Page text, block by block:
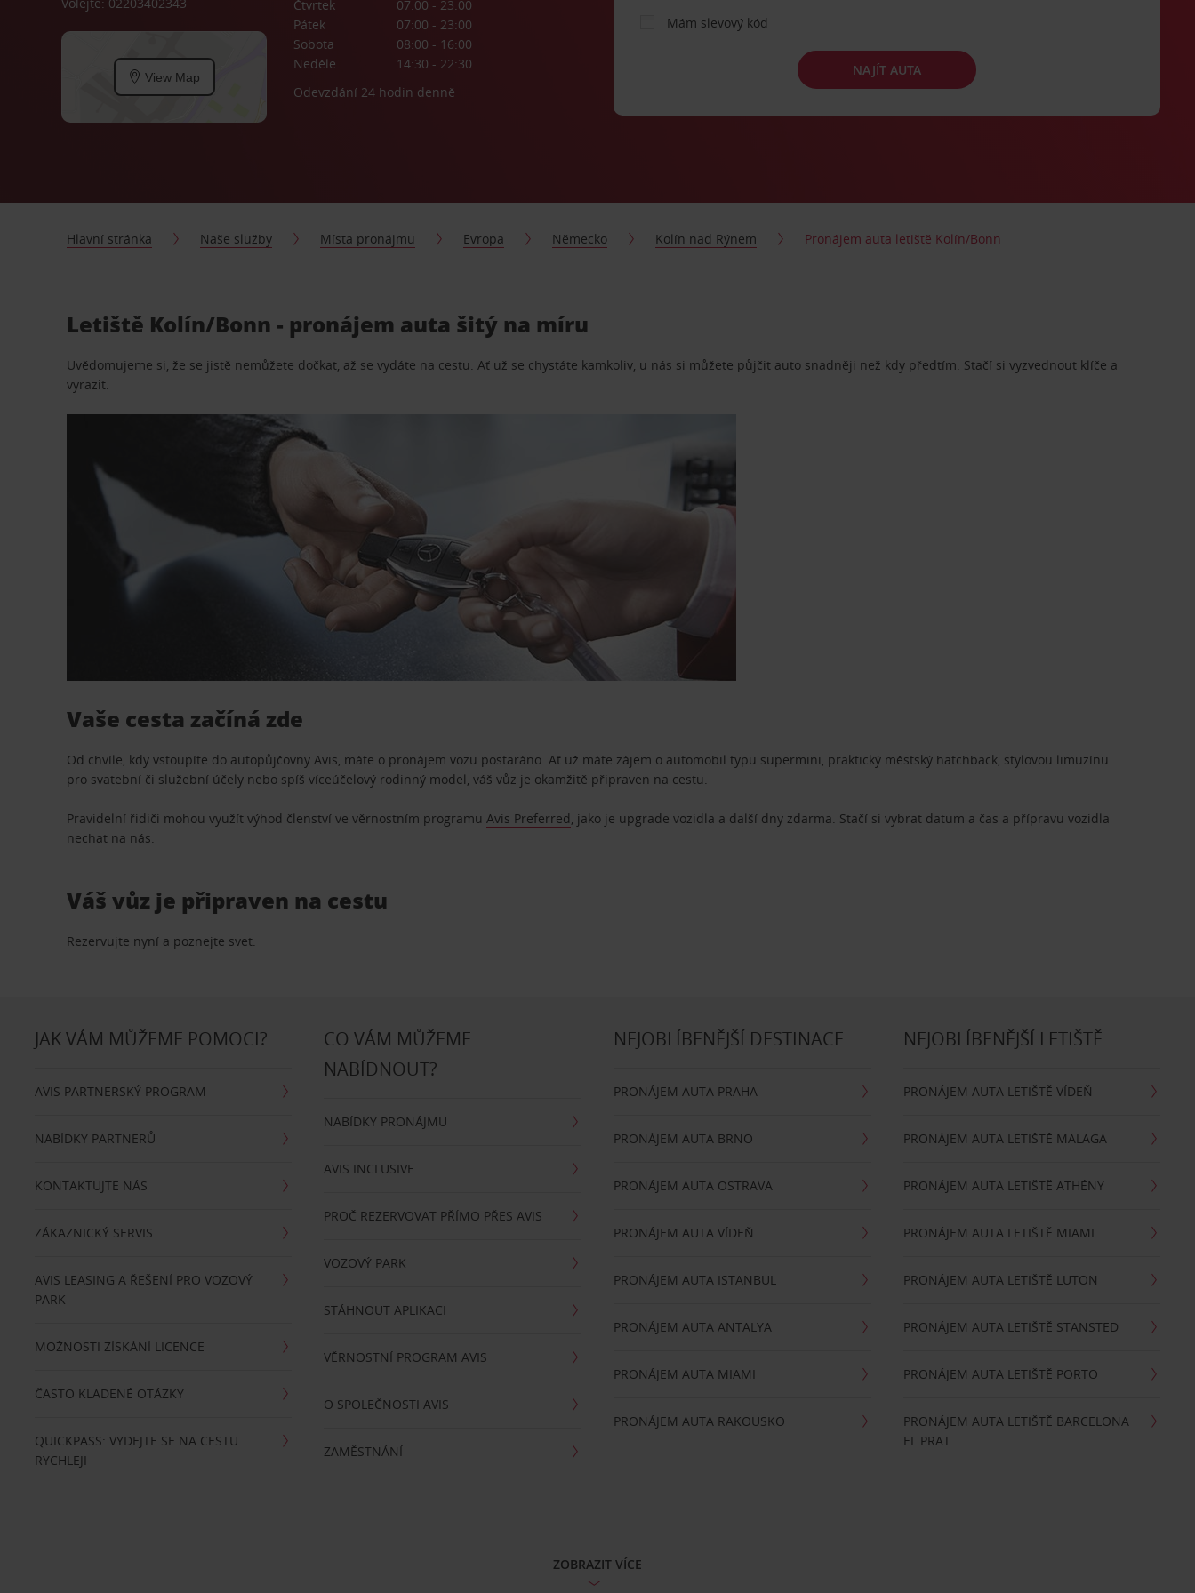
View Map
Čtvrtek
07:00 - 23:00
Pátek
07:00 - 23:00
Sobota
08:00 - 16:00
Neděle
14:30 - 22:30
Odevzdání 24 hodin denně
Mám slevový kód
NAJÍT AUTA
Hlavní stránka Naše služby Místa pronájmu Evropa Německo Kolín nad Rýnem Pronájem auta letiště Kolín/Bonn
Letiště Kolín/Bonn - pronájem auta šitý na míru
Uvědomujeme si, že se jistě nemůžete dočkat, až se vydáte na cestu. Ať už se chystáte kamkoliv, u nás si můžete půjčit auto snadněji než kdy předtím. Stačí si vyzvednout klíče a
vyrazit.
Vaše cesta začíná zde
Od chvíle, kdy vstoupíte do autopůjčovny Avis, máte o pronájem vozu postaráno. Ať už máte zájem o automobil typu supermini, praktický městský hatchback, stylovou limuzínu
pro svatební či služební účely nebo spíš víceúčelový rodinný model, váš vůz je okamžitě připraven na cestu.
Pravidelní řidiči mohou využít výhod členství ve věrnostním programuAvis Preferred, jako je upgrade vozidla a další dny zdarma. Stačí si vybrat datum a čas a přípravu vozidla
nechat na nás.
Váš vůz je připraven na cestu
Rezervujte nyní a poznejte svet.
JAK VÁM MŮŽEME POMOCI?
AVIS PARTNERSKÝ PROGRAM
NABÍDKY PARTNERŮ
KONTAKTUJTE NÁS
ZÁKAZNICKÝ SERVIS
AVIS LEASING A ŘEŠENÍ PRO VOZOVÝ
PARK
MOŽNOSTI ZÍSKÁNÍ LICENCE
ČASTO KLADENÉ OTÁZKY
QUICKPASS: VYDEJTE SE NA CESTU
RYCHLEJI
CO VÁM MŮŽEME
NABÍDNOUT?
NABÍDKY PRONÁJMU
AVIS INCLUSIVE
PROČ REZERVOVAT PŘÍMO PŘES AVIS
VOZOVÝ PARK
STÁHNOUT APLIKACI
VĚRNOSTNÍ PROGRAM AVIS
O SPOLEČNOSTI AVIS
ZAMĚSTNÁNÍ
NEJOBLÍBENĚJŠÍ DESTINACE
PRONÁJEM AUTA PRAHA
PRONÁJEM AUTA BRNO
PRONÁJEM AUTA OSTRAVA
PRONÁJEM AUTA VÍDEŇ
PRONÁJEM AUTA ISTANBUL
PRONÁJEM AUTA ANTALYA
PRONÁJEM AUTA MIAMI
PRONÁJEM AUTA RAKOUSKO
NEJOBLÍBENĚJŠÍ LETIŠTĚ
PRONÁJEM AUTA LETIŠTĚ VÍDEŇ
PRONÁJEM AUTA LETIŠTĚ MALAGA
PRONÁJEM AUTA LETIŠTĚ ATHÉNY
PRONÁJEM AUTA LETIŠTĚ MIAMI
PRONÁJEM AUTA LETIŠTĚ LUTON
PRONÁJEM AUTA LETIŠTĚ STANSTED
PRONÁJEM AUTA LETIŠTĚ PORTO
PRONÁJEM AUTA LETIŠTĚ BARCELONA
EL PRAT
ZOBRAZIT VÍCE